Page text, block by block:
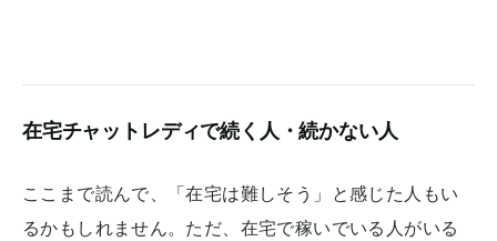
在宅チャットレディで続く人・続かない人
ここまで読んで、「在宅は難しそう」と感じた人もい
るかもしれません。ただ、在宅で稼いでいる人がいる